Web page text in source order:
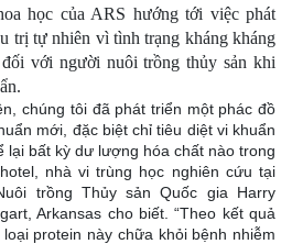
học của ARS hướng tới việc phát
trị tự nhiên vì tình trạng kháng kháng
với người nuôi trồng thủy sản khi
chúng tôi đã phát triển một phác đồ
mới, đặc biệt chỉ tiêu diệt vi khuẩn
lại bất kỳ dư lượng hóa chất nào trong
nhà vi trùng học nghiên cứu tại
trồng Thủy sản Quốc gia Harry
Arkansas cho biết. “Theo kết quả
protein này chữa khỏi bệnh nhiễm